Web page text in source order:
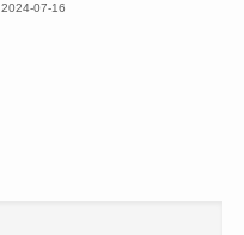
2024-07-16